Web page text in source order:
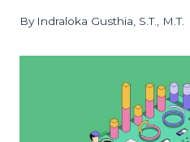
By Indraloka Gusthia, S.T., M.T.